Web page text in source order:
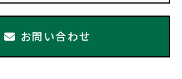
お問い合わせ